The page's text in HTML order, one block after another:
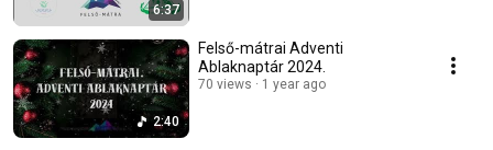
6:37
2:40
Felső-mátrai Adventi
Ablaknaptár 2024.
70 views 1 year ago